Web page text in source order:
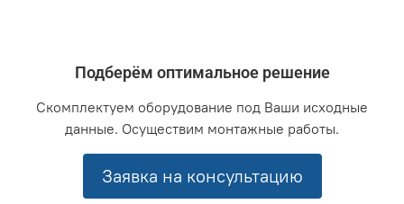
Подберём оптимальное решение
Скомплектуем оборудование под Ваши исходные
данные. Осуществим монтажные работы.
Заявка на консультацию